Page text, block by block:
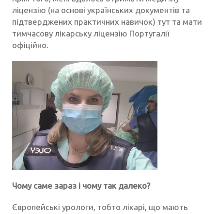
ліцензію (на основі українських документів та
підтверджених практичних навичок) тут та мати
тимчасову лікарську ліцензію Португалії
офіційно.
Чому саме зараз і чому так далеко?
Європейські урологи, тобто лікарі, що мають